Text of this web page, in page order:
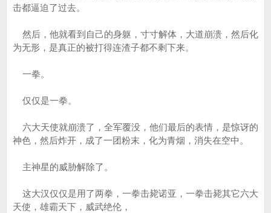
击都逼迫了过去。
然后，他就看到自己的身躯，寸寸解体，大道崩溃，然后化
为无形，是真正的被打得连渣子都不剩下来。
一拳。
仅仅是一拳。
六大天使就崩溃了，全军覆没，他们最后的表情，是惊讶的
神色，然后炸开，成了一团粉末，化为青烟，消失在空中。
主神星的威胁解除了。
这大汉仅仅是用了两拳，一拳击毙诺亚，一拳击毙其它六大
天使，雄霸天下，威武绝伦，